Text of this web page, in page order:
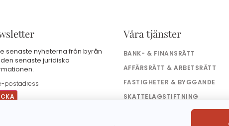
senaste nyheterna från byrån
senaste juridiska
Våra tjänster
BANK- & FINANSRÄTT
AFFÄRSRÄTT & ARBETSRÄTT
FASTIGHETER & BYGGANDE
SKATTELAGSTIFTNING